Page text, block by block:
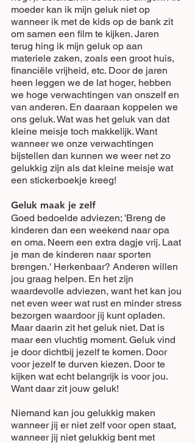
moeder kan ik mijn geluk niet op
wanneer ik met de kids op de bank zit
om samen een film te kijken. Jaren
terug hing ik mijn geluk op aan
materiele zaken, zoals een groot huis,
financiële vrijheid, etc. Door de jaren
heen leggen we de lat hoger, hebben
we hoge verwachtingen van onszelf en
van anderen. En daaraan koppelen we
ons geluk. Wat was het geluk van dat
kleine meisje toch makkelijk. Want
wanneer we onze verwachtingen
bijstellen dan kunnen we weer net zo
gelukkig zijn als dat kleine meisje wat
een stickerboekje kreeg!
Geluk maak je zelf
Goed bedoelde adviezen; 'Breng de
kinderen dan een weekend naar opa
en oma. Neem een extra dagje vrij. Laat
je man de kinderen naar sporten
brengen.' Herkenbaar? Anderen willen
jou graag helpen. En het zijn
waardevolle adviezen, want het kan jou
net even weer wat rust en minder stress
bezorgen waardoor jij kunt opladen.
Maar daarin zit het geluk niet. Dat is
maar een vluchtig moment. Geluk vind
je door dichtbij jezelf te komen. Door
voor jezelf te durven kiezen. Door te
kijken wat echt belangrijk is voor jou.
Want daar zit jouw geluk!
Niemand kan jou gelukkig maken
wanneer jij er niet zelf voor open staat,
wanneer jij niet gelukkig bent met